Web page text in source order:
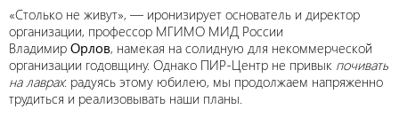
«Столько не живут», — иронизирует основатель и директор
организации, профессор МГИМО МИД России
Владимир Орлов, намекая на солидную для некоммерческой
организации годовщину. Однако ПИР-Центр не привык почивать
на лаврах: радуясь этому юбилею, мы продолжаем напряженно
трудиться и реализовывать наши планы.